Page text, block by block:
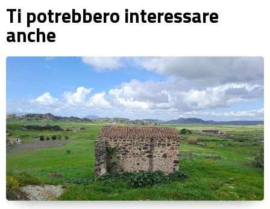
Ti potrebbero interessare
anche